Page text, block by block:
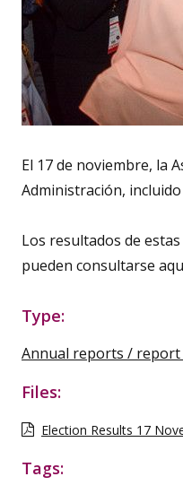
El 17 de noviembre, la
Administración,
Los resultados de
pueden consultarse
Type:
Annual reports / report
Files:
Election Results 17
Tags: